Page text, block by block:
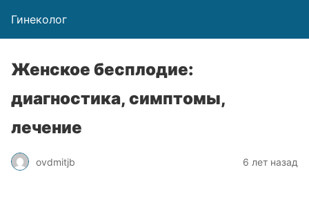
Гинеколог
Женское бесплодие:
диагностика, симптомы,
лечение
ovdmitjb 6 лет назад